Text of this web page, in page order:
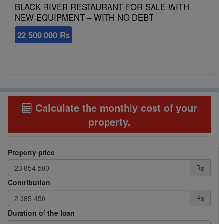
BLACK RIVER RESTAURANT FOR SALE WITH
NEW EQUIPMENT – WITH NO DEBT
22 500 000 Rs
Calculate the monthly cost of your
property.
Property price
Rs
Contribution
Rs
Duration of the loan